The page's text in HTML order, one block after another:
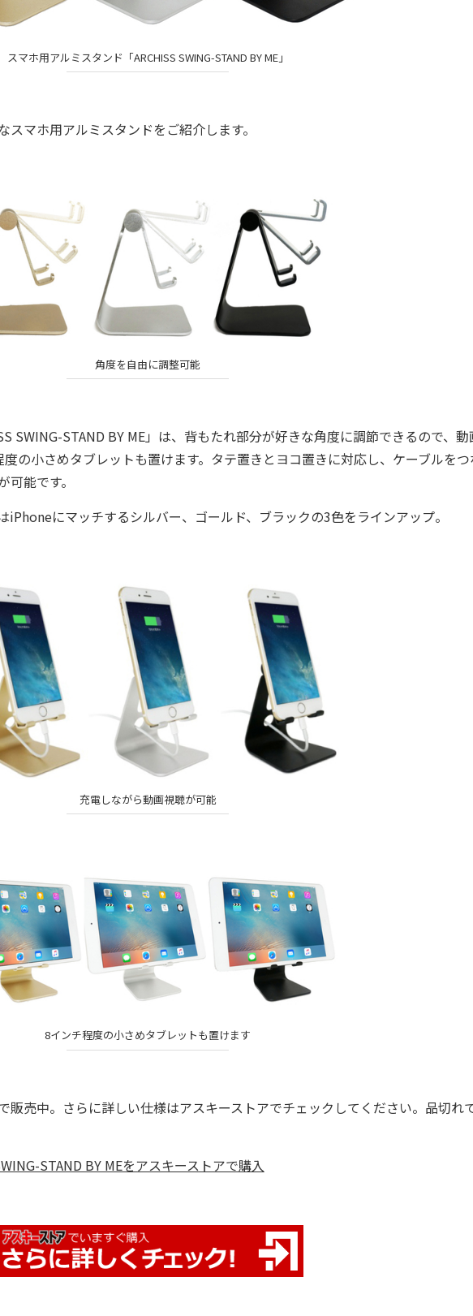
スマホ用アルミスタンド「ARCHISS SWING-STAND BY ME」
マホ用アルミスタンドをご紹介します。
角度を自由に調整可能
SWING-STAND BY ME」は、背もたれ部分が好きな角度に調節できるので、動
の小さめタブレットも置けます。タテ置きとヨコ置きに対応し、ケーブルを
能です。
にマッチするシルバー、ゴールド、ブラックの3色をラインアップ。
充電しながら動画視聴が可能
8インチ程度の小さめタブレットも置けます
販売中。さらに詳しい仕様はアスキーストアでチェックしてください。品切れ
STAND BY MEをアスキーストアで購入